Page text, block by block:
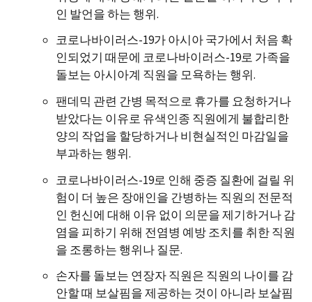
인 발언을 하는 행위.
코로나바이러스-19가 아시아 국가에서 처음 확
인되었기 때문에 코로나바이러스-19로 가족을
돌보는 아시아계 직원을 모욕하는 행위.
팬데믹 관련 간병 목적으로 휴가를 요청하거나
받았다는 이유로 유색인종 직원에게 불합리한
양의 작업을 할당하거나 비현실적인 마감일을
부과하는 행위.
코로나바이러스-19로 인해 중증 질환에 걸릴 위
험이 더 높은 장애인을 간병하는 직원의 전문적
인 헌신에 대해 이유 없이 의문을 제기하거나 감
염을 피하기 위해 전염병 예방 조치를 취한 직원
을 조롱하는 행위나 질문.
손자를 돌보는 연장자 직원은 직원의 나이를 감
안할 때 보살핌을 제공하는 것이 아니라 보살핌